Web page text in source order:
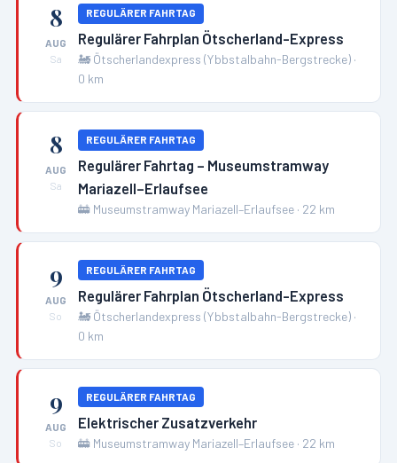
8
AUG
Sa
REGULÄRER FAHRTAG
Regulärer Fahrplan Ötscherland-Express
🚂 Ötscherlandexpress (Ybbstalbahn-Bergstrecke) ·
0 km
8
AUG
Sa
REGULÄRER FAHRTAG
Regulärer Fahrtag – Museumstramway
Mariazell–Erlaufsee
🚋 Museumstramway Mariazell–Erlaufsee · 22 km
9
AUG
So
REGULÄRER FAHRTAG
Regulärer Fahrplan Ötscherland-Express
🚂 Ötscherlandexpress (Ybbstalbahn-Bergstrecke) ·
0 km
9
AUG
So
REGULÄRER FAHRTAG
Elektrischer Zusatzverkehr
🚋 Museumstramway Mariazell–Erlaufsee · 22 km